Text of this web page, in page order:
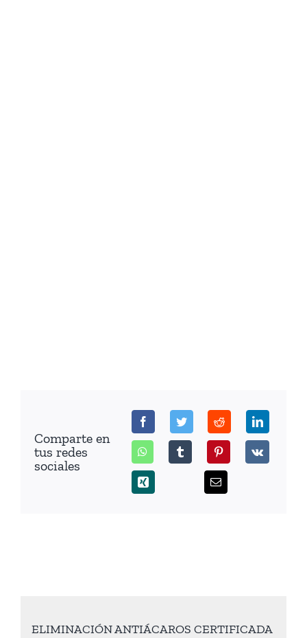
Comparte en
tus redes
sociales
ELIMINACIÓN ANTIÁCAROS CERTIFICADA